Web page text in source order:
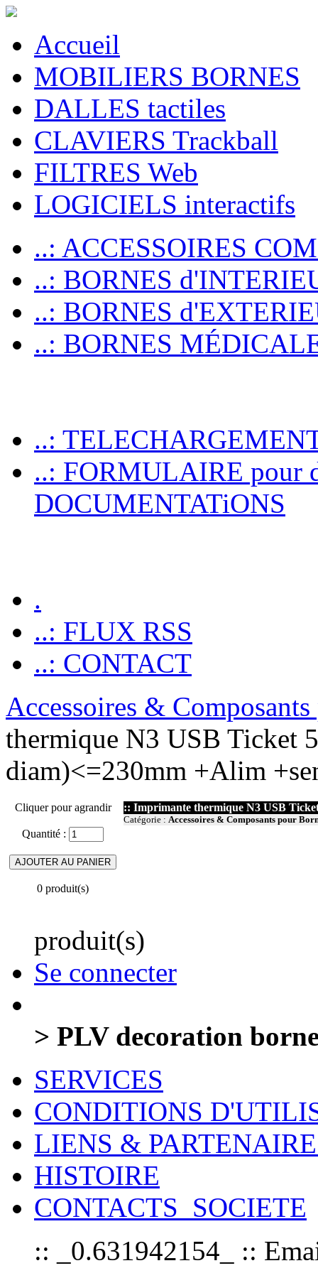
Accueil
MOBILIERS BORNES
DALLES tactiles
CLAVIERS Trackball
FILTRES Web
LOGICIELS interactifs
..: ACCESSOIRES
..: BORNES
..: BORNES
..: BORNES
..:
..: FORMULAIRE pour
DOCUMENTATiONS
.
..: FLUX RSS
..: CONTACT
Accessoires &
thermique N3 USB Ticket
diam)<=230mm +Alim
Cliquer pour agrandir
Quantité :
0 produit(s)
:: Imprimante thermique N3 USB
Catégorie : Accessoires & Composants pour
produit(s)
Se connecter
> PLV decoration
SERVICES
CONDITIONS
LIENS &
HISTOIRE
CONTACTS_SOCIETE
:: _0.631942154_ ::